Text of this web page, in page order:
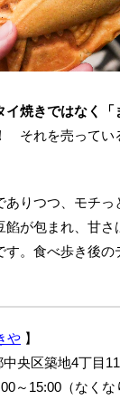
イ焼きではなく「
それを売ってい
りつつ、モチっ
餡が包まれ、甘さ
す。食べ歩き後
や 】
央区築地4丁目
～15:00（なくな